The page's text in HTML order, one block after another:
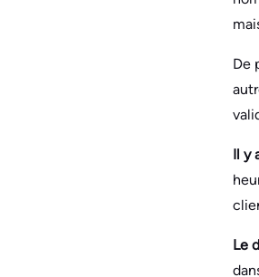
De
Il y
Le